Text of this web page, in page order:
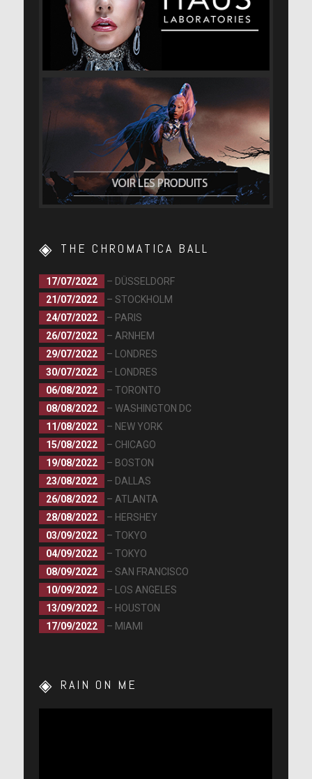
THE CHROMATICA BALL
17/07/2022
– DÜSSELDORF
21/07/2022
– STOCKHOLM
24/07/2022
– PARIS
26/07/2022
– ARNHEM
29/07/2022
– LONDRES
30/07/2022
– LONDRES
06/08/2022
– TORONTO
08/08/2022
– WASHINGTON DC
11/08/2022
– NEW YORK
15/08/2022
– CHICAGO
19/08/2022
– BOSTON
23/08/2022
– DALLAS
26/08/2022
– ATLANTA
28/08/2022
– HERSHEY
03/09/2022
– TOKYO
04/09/2022
– TOKYO
08/09/2022
– SAN FRANCISCO
10/09/2022
– LOS ANGELES
13/09/2022
– HOUSTON
17/09/2022
– MIAMI
RAIN ON ME